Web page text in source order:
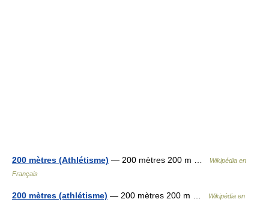
200 mètres (Athlétisme) — 200 mètres 200 m …
Wikipédia en
Français
200 mètres (athlétisme) — 200 mètres 200 m …
Wikipédia en